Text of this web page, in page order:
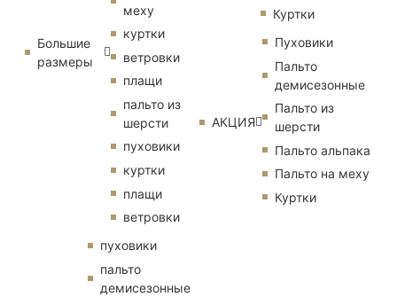
Большие
размеры
меху
куртки
ветровки
плащи
пальто из
шерсти
пуховики
куртки
плащи
ветровки
пуховики
пальто
демисезонные
Куртки
АКЦИЯ
Пуховики
Пальто
демисезонные
Пальто из
шерсти
Пальто альпака
Пальто на меху
Куртки